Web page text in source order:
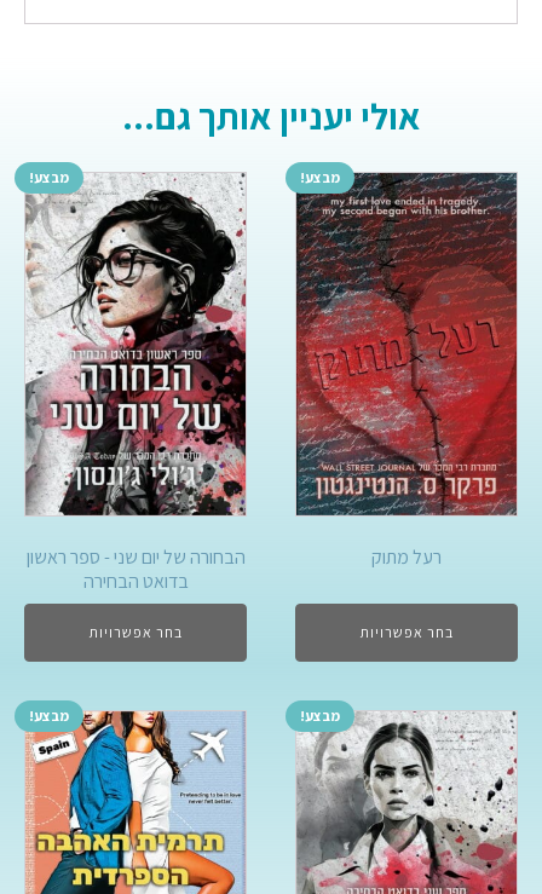
אולי יעניין אותך גם...
מבצע!
רעל מתוק
בחר אפשרויות
מבצע!
הבחורה של יום שני - ספר ראשון
בדואט הבחירה
בחר אפשרויות
מבצע! מבצע!